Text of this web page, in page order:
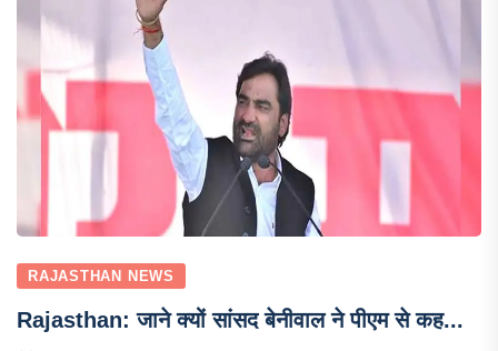
RAJASTHAN NEWS
Rajasthan: जाने क्यों सांसद बेनीवाल ने पीएम से कह...